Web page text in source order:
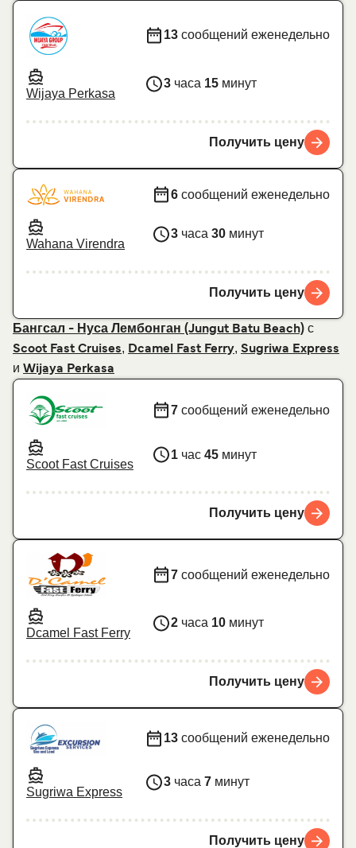
Wijaya Perkasa
13 сообщений еженедельно
3 часа 15 минут
Получить цену
Wahana Virendra
6 сообщений еженедельно
3 часа 30 минут
Получить цену
Бангсал - Нуса Лембонган (Jungut Batu Beach) с
Scoot Fast Cruises, Dcamel Fast Ferry, Sugriwa Express
и Wijaya Perkasa
Scoot Fast Cruises
7 сообщений еженедельно
1 час 45 минут
Получить цену
Dcamel Fast Ferry
7 сообщений еженедельно
2 часа 10 минут
Получить цену
Sugriwa Express
13 сообщений еженедельно
3 часа 7 минут
Получить цену